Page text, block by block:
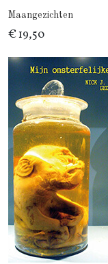
Maangezichten
€ 19,50